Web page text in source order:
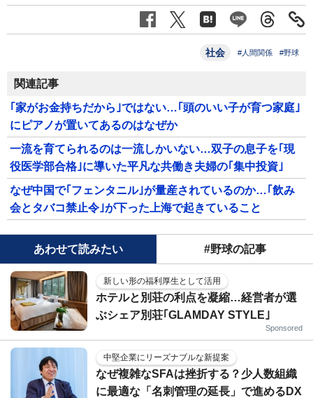
社会 #人間関係 #野球
関連記事
｢家がお金持ちだから｣ではない…｢頭のいい子が育つ家庭｣
にピアノが置いてあるのはなぜか
一流を育てられるのは一流しかいない…双子の息子を｢現
役医学部合格｣に導いた平凡な共働き夫婦の｢集中投資｣
なぜ中国で｢フェンタニル｣が量産されているのか…｢飲み
会とタバコ禁止令｣が下った上海で起きていること
あわせて読みたい #野球の記事
新しい形の福利厚生として活用
ホテルと別荘の利点を凝縮…経営者が選
ぶシェア別荘｢GLAMDAY STYLE｣
Sponsored
中堅企業にリーズナブルな新提案
なぜ複雑なSFAは挫折する？少人数組織
に最適な「名刺管理の延長」で進めるDX